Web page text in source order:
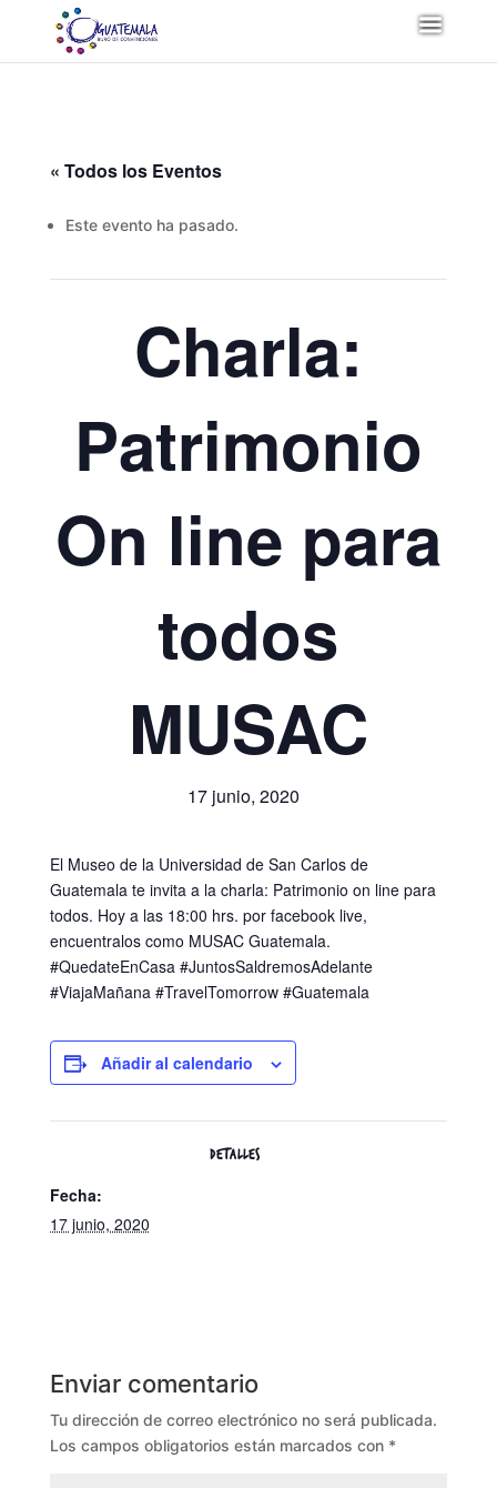
« Todos los Eventos
Este evento ha pasado.
Charla:
Patrimonio
On line para
todos
MUSAC
17 junio, 2020
El Museo de la Universidad de San Carlos de
Guatemala te invita a la charla: Patrimonio on line para
todos. Hoy a las 18:00 hrs. por facebook live,
encuentralos como MUSAC Guatemala.
#QuedateEnCasa #JuntosSaldremosAdelante
#ViajaMañana #TravelTomorrow #Guatemala
Añadir al calendario
DETALLES
Fecha:
17 junio, 2020
Enviar comentario
Tu dirección de correo electrónico no será publicada.
Los campos obligatorios están marcados con *